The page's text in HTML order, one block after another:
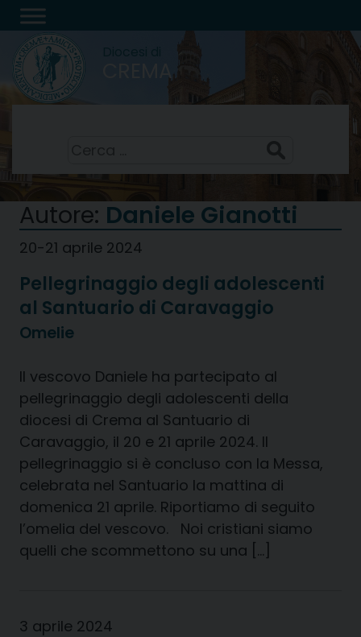
Skip
to
content
CREMA
Autore: Daniele Gianotti
20-21 aprile 2024
Pellegrinaggio degli adolescenti
al Santuario di Caravaggio
Omelie
Il vescovo Daniele ha partecipato al
pellegrinaggio degli adolescenti della
diocesi di Crema al Santuario di
Caravaggio, il 20 e 21 aprile 2024. Il
pellegrinaggio si è concluso con la Messa,
celebrata nel Santuario la mattina di
domenica 21 aprile. Riportiamo di seguito
l’omelia del vescovo. Noi cristiani siamo
quelli che scommettono su una […]
3 aprile 2024